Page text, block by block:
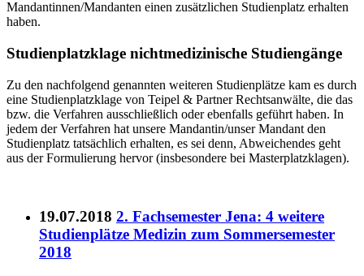
Mandantinnen/Mandanten einen zusätzlichen Studienplatz erhalten
haben.
Studienplatzklage nichtmedizinische Studiengänge
Zu den nachfolgend genannten weiteren Studienplätze kam es durch
eine Studienplatzklage von Teipel & Partner Rechtsanwälte, die das
bzw. die Verfahren ausschließlich oder ebenfalls geführt haben. In
jedem der Verfahren hat unsere Mandantin/unser Mandant den
Studienplatz tatsächlich erhalten, es sei denn, Abweichendes geht
aus der Formulierung hervor (insbesondere bei Masterplatzklagen).
19.07.2018 2. Fachsemester Jena: 4 weitere
Studienplätze Medizin zum Sommersemester
2018